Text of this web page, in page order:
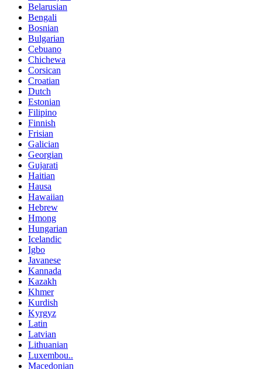
Belarusian
Bengali
Bosnian
Bulgarian
Cebuano
Chichewa
Corsican
Croatian
Dutch
Estonian
Filipino
Finnish
Frisian
Galician
Georgian
Gujarati
Haitian
Hausa
Hawaiian
Hebrew
Hmong
Hungarian
Icelandic
Igbo
Javanese
Kannada
Kazakh
Khmer
Kurdish
Kyrgyz
Latin
Latvian
Lithuanian
Luxembou..
Macedonian